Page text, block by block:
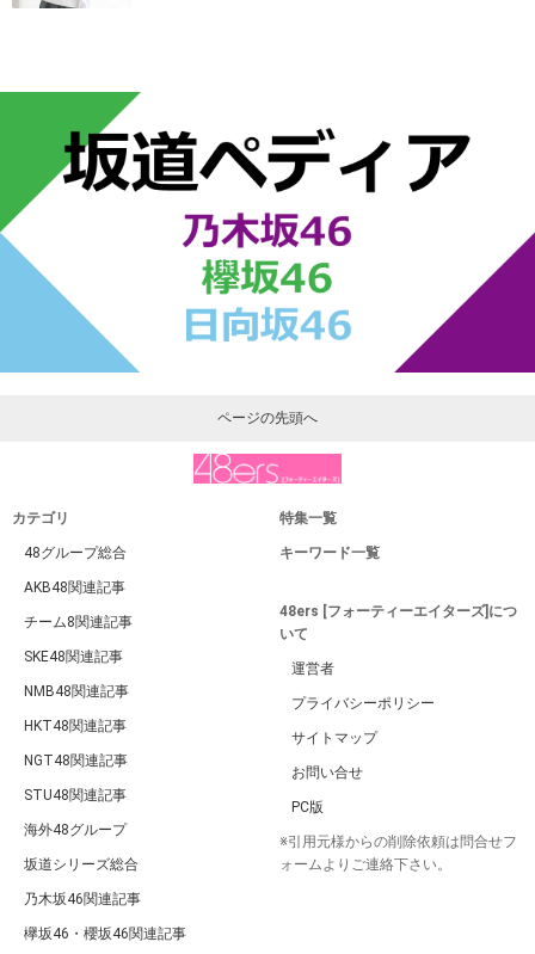
ページの先頭へ
カテゴリ
48グループ総合
AKB48関連記事
チーム8関連記事
SKE48関連記事
NMB48関連記事
HKT48関連記事
NGT48関連記事
STU48関連記事
海外48グループ
坂道シリーズ総合
乃木坂46関連記事
欅坂46・櫻坂46関連記事
特集一覧
キーワード一覧
48ers [フォーティーエイターズ]につ
いて
運営者
プライバシーポリシー
サイトマップ
お問い合せ
PC版
※引用元様からの削除依頼は問合せフ
ォームよりご連絡下さい。